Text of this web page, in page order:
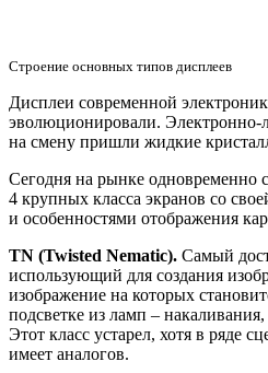
Строение основных типов дисплеев
Дисплеи современной
эволюционировали.
на смену пришли жидкие
Сегодня на рынке одновременно
4 крупных класса экранов со
и особенностями отображения
TN (Twisted Nematic). Самый
использующий для создания
изображение на которых
подсветке из ламп –
Этот класс устарел, хотя в ряде
имеет аналогов.